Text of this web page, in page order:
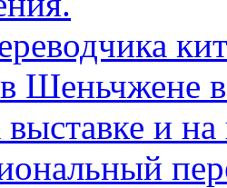
Шеньчжене
и